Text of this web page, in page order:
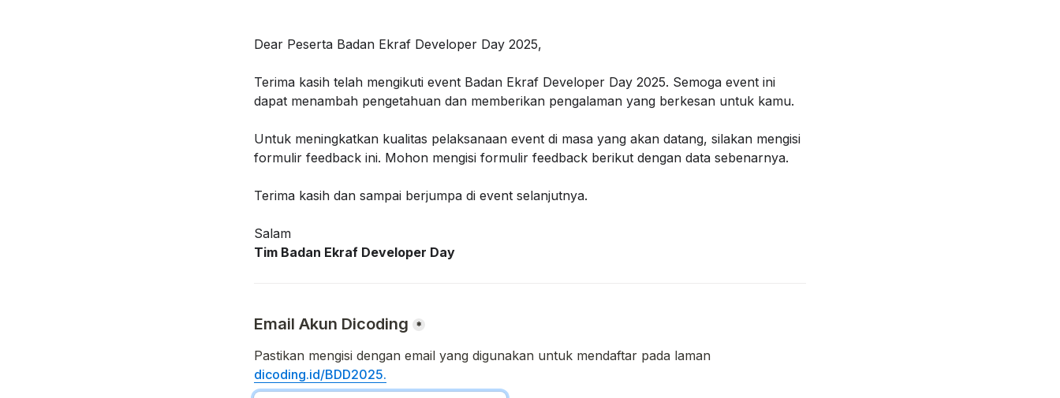
Dear Peserta Badan Ekraf Developer Day 2025,
Terima kasih telah mengikuti event Badan Ekraf Developer Day 2025. Semoga event ini
dapat menambah pengetahuan dan memberikan pengalaman yang berkesan untuk kamu.
Untuk meningkatkan kualitas pelaksanaan event di masa yang akan datang, silakan mengisi
formulir feedback ini. Mohon mengisi formulir feedback berikut dengan data sebenarnya.
Terima kasih dan sampai berjumpa di event selanjutnya.
Salam
Tim Badan Ekraf Developer Day
Email Akun Dicoding *
dicoding.id/BDD2025.